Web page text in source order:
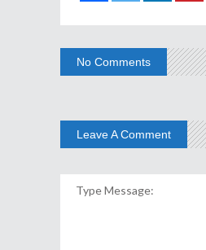
No Comments
Leave A Comment